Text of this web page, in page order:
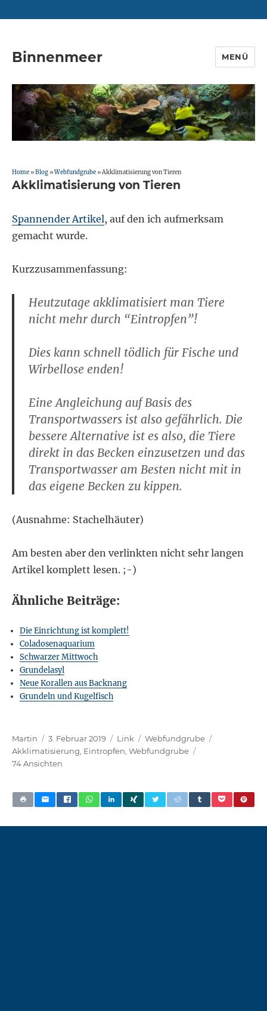
Binnenmeer MENÜ
Home »Blog »Webfundgrube »Akklimatisierung von Tieren
Akklimatisierung von Tieren
Spannender Artikel, auf den ich aufmerksam
gemacht wurde.
Kurzzusammenfassung:
Heutzutage akklimatisiert man Tiere
nicht mehr durch “Eintropfen”!
Dies kann schnell tödlich für Fische und
Wirbellose enden!
Eine Angleichung auf Basis des
Transportwassers ist also gefährlich. Die
bessere Alternative ist es also, die Tiere
direkt in das Becken einzusetzen und das
Transportwasser am Besten nicht mit in
das eigene Becken zu kippen.
(Ausnahme: Stachelhäuter)
Am besten aber den verlinkten nicht sehr langen
Artikel komplett lesen. ;-)
Ähnliche Beiträge:
Die Einrichtung ist komplett!
Coladosenaquarium
Schwarzer Mittwoch
Grundelasyl
Neue Korallen aus Backnang
Grundeln und Kugelfisch
Autor
Martin
Veröffentlicht
am
3. Februar 2019 Format
Link Kategorien
Webfundgrube
Akklimatisierung Eintropfen ,Webfundgrube
74 Ansichten